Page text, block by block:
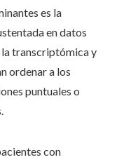
es la
en datos
la transcriptómica y
ordenar a los
puntuales o
con